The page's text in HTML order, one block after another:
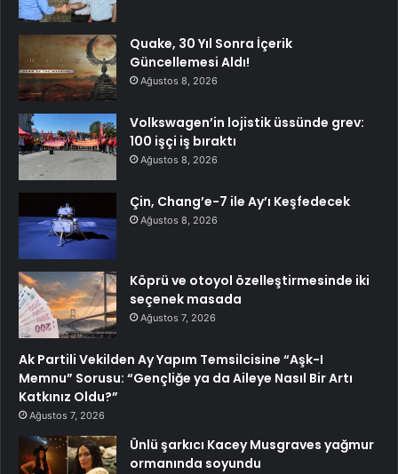
Quake, 30 Yıl Sonra İçerik
Güncellemesi Aldı!
Ağustos 8, 2026
Volkswagen’in lojistik üssünde grev:
100 işçi iş bıraktı
Ağustos 8, 2026
Çin, Chang’e-7 ile Ay’ı Keşfedecek
Ağustos 8, 2026
Köprü ve otoyol özelleştirmesinde iki
seçenek masada
Ağustos 7, 2026
Ak Partili Vekilden Ay Yapım Temsilcisine “Aşk-I
Memnu” Sorusu: “Gençliğe ya da Aileye Nasıl Bir Artı
Katkınız Oldu?”
Ağustos 7, 2026
Ünlü şarkıcı Kacey Musgraves yağmur
ormanında soyundu